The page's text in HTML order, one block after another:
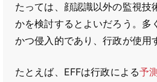
たっては、顔認識以外の監視技
かを検討するとよいだろう。多
かつ侵入的であり、行政が使用
たとえば、EFFは行政による予